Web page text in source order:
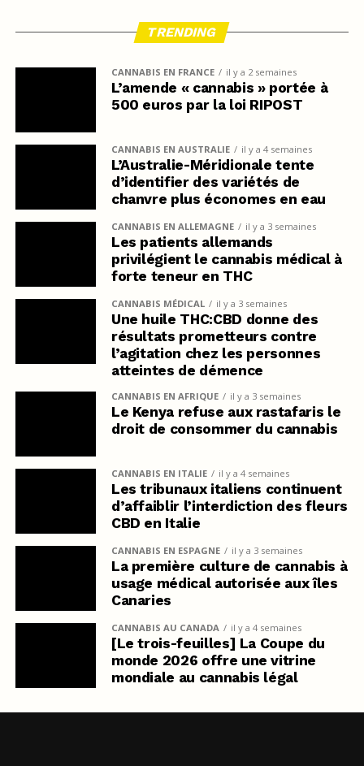
TRENDING
CANNABIS EN FRANCE il y a 2 semaines
L’amende « cannabis » portée à
500 euros par la loi RIPOST
CANNABIS EN AUSTRALIE il y a 4 semaines
L’Australie-Méridionale tente
d’identifier des variétés de
chanvre plus économes en eau
CANNABIS EN ALLEMAGNE il y a 3 semaines
Les patients allemands
privilégient le cannabis médical à
forte teneur en THC
CANNABIS MÉDICAL il y a 3 semaines
Une huile THC:CBD donne des
résultats prometteurs contre
l’agitation chez les personnes
atteintes de démence
CANNABIS EN AFRIQUE il y a 3 semaines
Le Kenya refuse aux rastafaris le
droit de consommer du cannabis
CANNABIS EN ITALIE il y a 4 semaines
Les tribunaux italiens continuent
d’affaiblir l’interdiction des fleurs
CBD en Italie
CANNABIS EN ESPAGNE il y a 3 semaines
La première culture de cannabis à
usage médical autorisée aux îles
Canaries
CANNABIS AU CANADA il y a 4 semaines
[Le trois-feuilles] La Coupe du
monde 2026 offre une vitrine
mondiale au cannabis légal